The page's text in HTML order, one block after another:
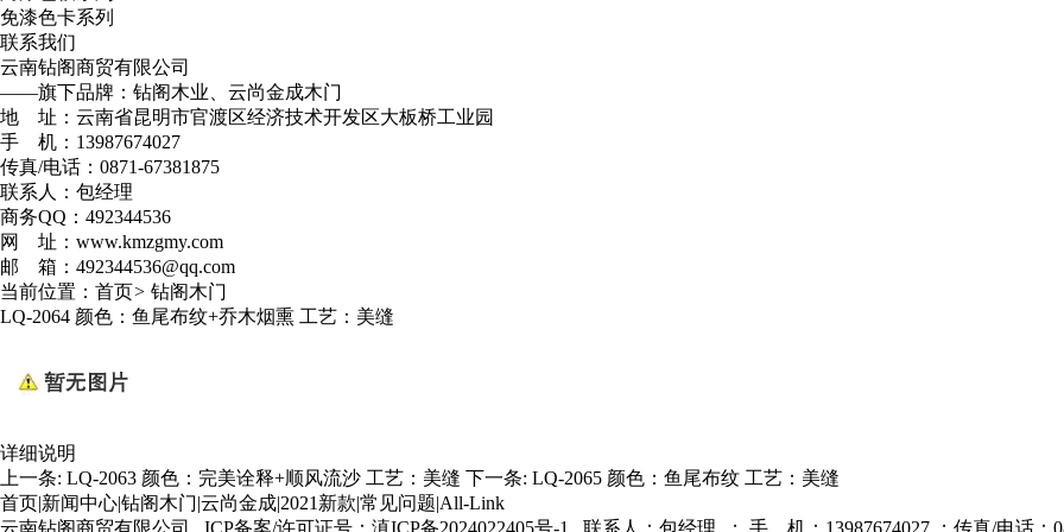
免漆色卡系列
联系我们
云南钻阁商贸有限公司
——旗下品牌：钻阁木业、云尚金成木门
地 址：云南省昆明市官渡区经济技术开发区大板桥工业园
手 机：13987674027
传真/电话：0871-67381875
联系人：包经理
商务QQ：492344536
网 址：www.kmzgmy.com
邮 箱：492344536@qq.com
当前位置： 首页> 钻阁木门
LQ-2064 颜色：鱼尾布纹+乔木烟熏 工艺：美缝
详细说明
上一条: LQ-2063 颜色：完美诠释+顺风流沙 工艺：美缝 下一条: LQ-2065 颜色：鱼尾布纹 工艺：美缝
首页|新闻中心|钻阁木门|云尚金成|2021新款|常见问题|All-Link
云南钻阁商贸有限公司 ICP备案/许可证号： 滇ICP备2024022405号-1 联系人：包经理 ； 手 机：13987674027 ； 传真/电话：